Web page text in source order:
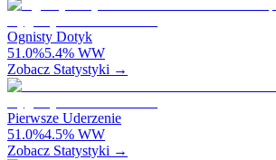
Ognisty Dotyk
51.0%5.4% WW
Zobacz Statystyki →
Pierwsze Uderzenie
51.0%4.5% WW
Zobacz Statystyki →